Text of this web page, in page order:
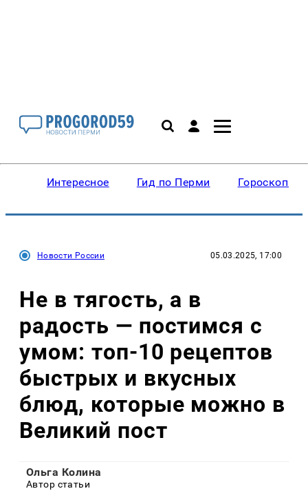
Интересное Гид по Перми Гороскопы
Новости России 05.03.2025, 17:00
Не в тягость, а в
радость — постимся с
умом: топ-10 рецептов
быстрых и вкусных
блюд, которые можно в
Великий пост
Ольга Колина
Автор статьи